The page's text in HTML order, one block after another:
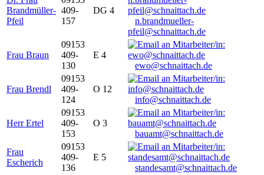
Brandmüller-
Pfeil
409-
157
DG 4
n.brandmueller-
pfeil@schnaittach.de
Frau Braun
09153
409-
130
E 4
ewo@schnaittach.de
Frau Brendl
09153
409-
124
O 12
info@schnaittach.de
Herr Ertel
09153
409-
153
O 3
bauamt@schnaittach.de
Frau
Escherich
09153
409-
136
E 5
standesamt@schnaittach.de